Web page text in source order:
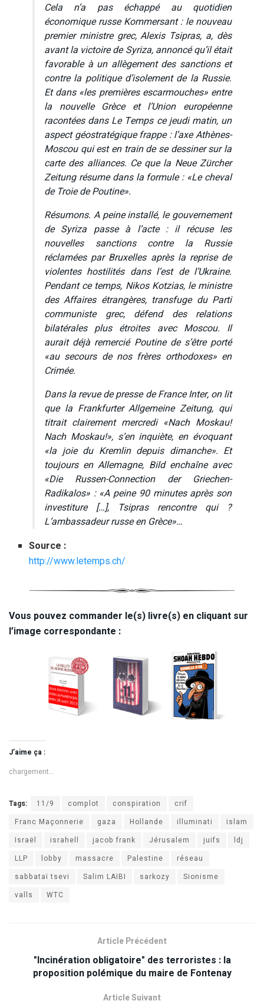
Cela n’a pas échappé au quotidien
économique russeKommersant: le nouveau
premier ministre grec, Alexis Tsipras, a, dès
avant la victoire de Syriza, annoncé qu’il était
favorable à un allègement des sanctions et
contre la politique d’isolement de la Russie.
Et dans «les premières escarmouches» entre
la nouvelle Grèce et l’Union européenne
racontées dans Le Tempsce jeudi matin, un
aspect géostratégique frappe : l’axe Athènes-
Moscou qui est en train de se dessiner sur la
carte des alliances. Ce que la Neue Zürcher
Zeitungrésume dans la formule : «Le cheval
de Troie de Poutine».
Résumons. A peine installé, le gouvernement
de Syriza passe à l’acte : il récuse les
nouvelles sanctions contre la Russie
réclamées par Bruxelles après la reprise de
violentes hostilités dans l’est de l’Ukraine.
Pendant ce temps, Nikos Kotzias, le ministre
des Affaires étrangères, transfuge du Parti
communiste grec, défend des relations
bilatérales plus étroites avec Moscou. Il
aurait déjà remercié Poutine de s’être porté
«au secours de nos frères orthodoxes» en
Crimée.
Dans la revue de presse de France Inter, on lit
que la Frankfurter Allgemeine Zeitung, qui
titrait clairement mercredi «Nach Moskau!
Nach Moskau!»,s’en inquiète, en évoquant
«la joie du Kremlin depuis dimanche». Et
toujours en Allemagne, Bild enchaîne avec
«Die Russen-Connection der Griechen-
Radikalos» :«A peine 90 minutes après son
investiture […], Tsipras rencontre qui ?
L’ambassadeur russe en Grèce»…
Source :
http://www.letemps.ch/
Vous pouvez commander le(s) livre(s) en cliquant sur
l’image correspondante :
J’aime ça :
chargement…
Tags: 11/9 complot conspiration
crif
Franc Maçonnerie
gaza Hollande illuminati
islam
Israël
israhell jacob frank Jérusalem juifs
ldj
LLP
lobby massacre Palestine
réseau
sabbataï tsevi
Salim LAIBI sarkozy
Sionisme
valls
WTC
Article Précédent
"Incinération obligatoire" des terroristes : la
proposition polémique du maire de Fontenay
Article Suivant